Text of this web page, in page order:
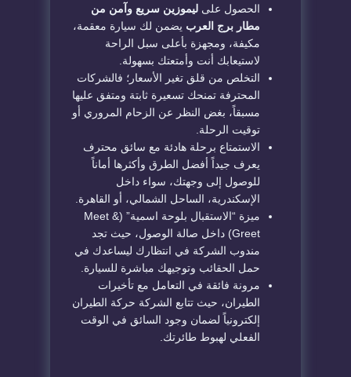
الحصول على ليموزين سريع وآمن من
مطار برج العرب يضمن لك سيارة معقمة،
مكيفة، ومجهزة بأعلى سبل الراحة
لاستيعابك أنت وأمتعتك بسهولة.
التخلص من قلق تغير الأسعار؛ فالشركات
المحترفة تمنحك تسعيرة ثابتة ومتفق عليها
مسبقاً، بغض النظر عن الزحام المروري أو
توقيت الرحلة.
الاستمتاع برحلة هادئة مع سائق محترف
يعرف جيداً أفضل الطرق وأكثرها أماناً
للوصول إلى وجهتك، سواء داخل
الإسكندرية، الساحل الشمالي، أو القاهرة.
ميزة “الاستقبال بلوحة اسمية” (Meet &
Greet) داخل صالة الوصول، حيث تجد
مندوب الشركة في انتظارك ليساعدك في
حمل الحقائب وتوجيهك مباشرة للسيارة.
مرونة فائقة في التعامل مع تأخيرات
الطيران، حيث تتابع الشركة حركة الطيران
إلكترونياً لضمان وجود السائق في الوقت
الفعلي لهبوط طائرتك.